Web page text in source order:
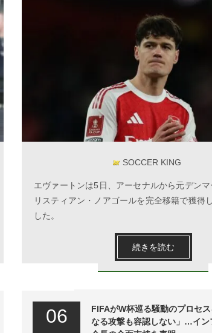
SOCCER KING
エヴァートンは5日、アーセナルから元デン
リスティアン・ノアゴールを完全移籍で獲得
した。
続きを読む
06
FIFAがW杯巡る騒動のプロセ
なる攻撃も容認しない」…イン